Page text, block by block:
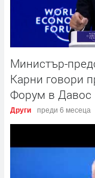
Министър-
Карни говори
Форум в Давос
Други преди 6 месеца